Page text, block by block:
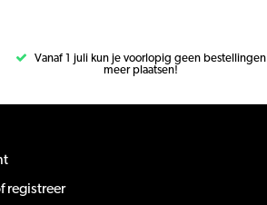
Vanaf 1 juli kun je voorlopig geen bestellingen
meer plaatsen!
registreer